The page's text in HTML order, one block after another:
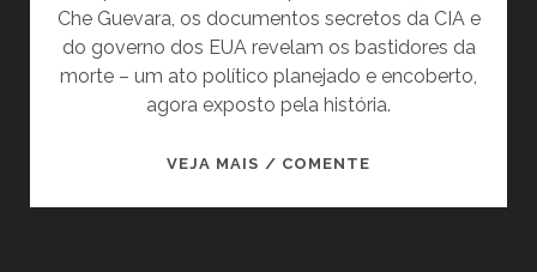
Che Guevara, os documentos secretos da CIA e
do governo dos EUA revelam os bastidores da
morte – um ato político planejado e encoberto,
agora exposto pela história.
VEJA MAIS / COMENTECHE